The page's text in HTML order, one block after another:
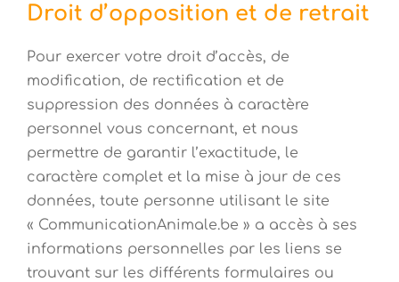
Droit d’opposition et de retrait
Pour exercer votre droit d’accès, de
modification, de rectification et de
suppression des données à caractère
personnel vous concernant, et nous
permettre de garantir l’exactitude, le
caractère complet et la mise à jour de ces
données, toute personne utilisant le site
« CommunicationAnimale.be » a accès à ses
informations personnelles par les liens se
trouvant sur les différents formulaires ou